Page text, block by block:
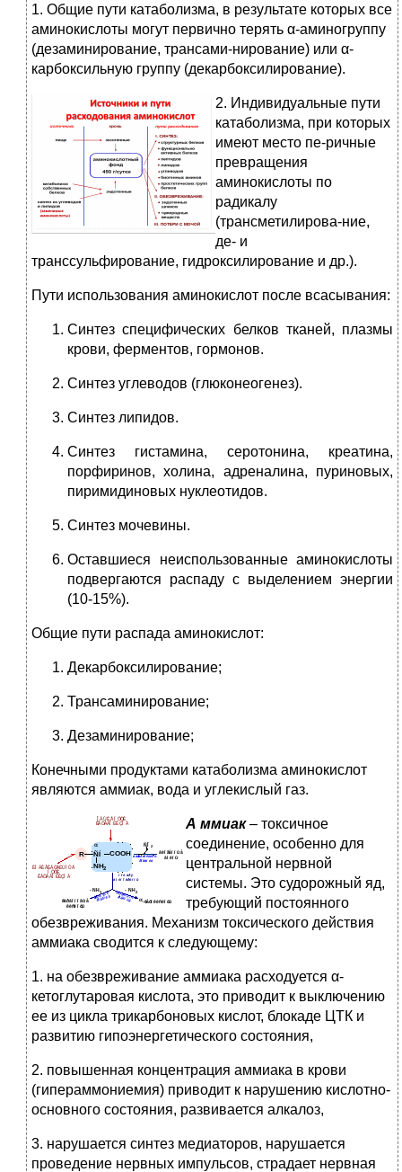
1. Общие пути катаболизма, в результате которых все
аминокислоты могут первично терять α-аминогруппу
(дезаминирование, трансами-нирование) или α-
карбоксильную группу (декарбоксилирование).
2. Индивидуальные пути
катаболизма, при которых
имеют место пе-ричные
превращения
аминокислоты по
радикалу
(трансметилирова-ние,
де- и
транссульфирование, гидроксилирование и др.).
Пути использования аминокислот после всасывания:
Синтез специфических белков тканей, плазмы
крови, ферментов, гормонов.
Синтез углеводов (глюконеогенез).
Синтез липидов.
Синтез гистамина, серотонина, креатина,
порфиринов, холина, адреналина, пуриновых,
пиримидиновых нуклеотидов.
Синтез мочевины.
Оставшиеся неиспользованные аминокислоты
подвергаются распаду с выделением энергии
(10-15%).
Общие пути распада аминокислот:
Декарбоксилирование;
Трансаминирование;
Дезаминирование;
Конечными продуктами катаболизма аминокислот
являются аммиак, вода и углекислый газ.
А ммиак– токсичное
соединение, особенно для
центральной нервной
системы. Это судорожный яд,
требующий постоянного
обезвреживания. Механизм токсического действия
аммиака сводится к следующему:
1. на обезвреживание аммиака расходуется α-
кетоглутаровая кислота, это приводит к выключению
ее из цикла трикарбоновых кислот, блокаде ЦТК и
развитию гипоэнергетического состояния,
2. повышенная концентрация аммиака в крови
(гипераммониемия) приводит к нарушению кислотно-
основного состояния, развивается алкалоз,
3. нарушается синтез медиаторов, нарушается
проведение нервных импульсов, страдает нервная